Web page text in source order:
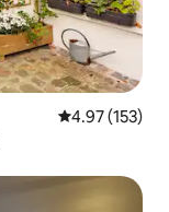
평점 4.97점(5
4.97 (153)